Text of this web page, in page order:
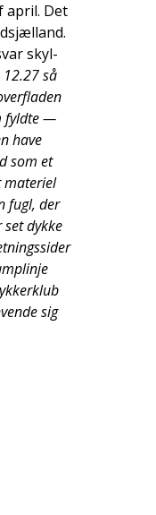
april. Det
skyl­
så
fyld­te —
have
som et
mate­ri­el
fugl, der
dyk­ke
sig